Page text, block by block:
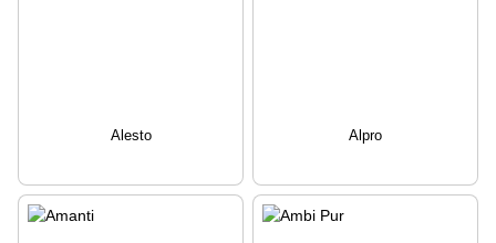
Alesto Alpro